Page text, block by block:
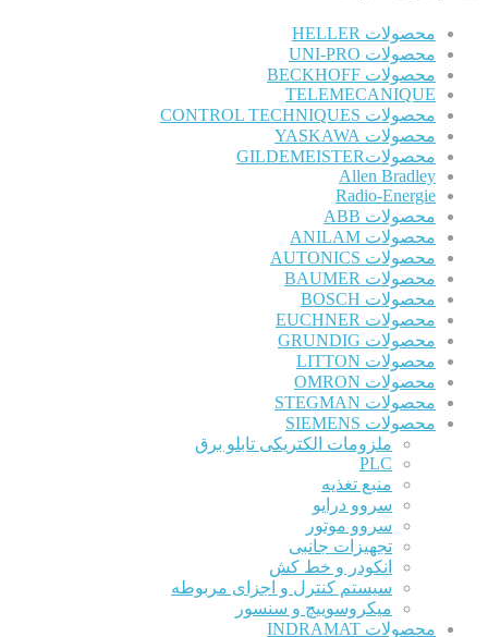
محصولات HELLER
محصولات UNI-PRO
محصولات BECKHOFF
TELEMECANIQUE
محصولات CONTROL TECHNIQUES
محصولات YASKAWA
محصولاتGILDEMEISTER
Allen Bradley
Radio-Energie
محصولات ABB
محصولات ANILAM
محصولات AUTONICS
محصولات BAUMER
محصولات BOSCH
محصولات EUCHNER
محصولات GRUNDIG
محصولات LITTON
محصولات OMRON
محصولات STEGMAN
محصولات SIEMENS
ملزومات الکتریکی تابلو برق
PLC
منبع تغذیه
سروو درایو
سروو موتور
تجهیزات جانبی
انکودر و خط کش
سیستم کنترل و اجزای مربوطه
میکروسوییچ و سنسور
محصولات INDRAMAT